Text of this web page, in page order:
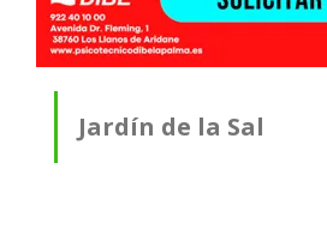
Jardín de la Sal